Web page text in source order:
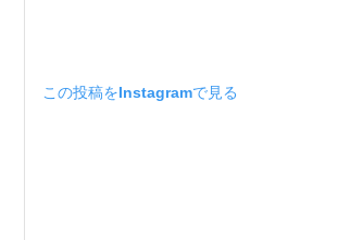
この投稿をInstagramで見る